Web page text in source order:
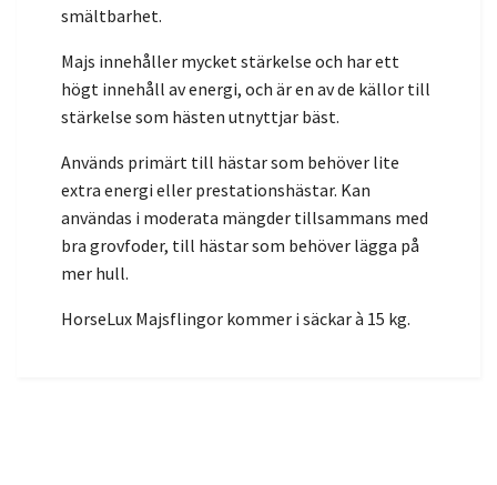
smältbarhet.
Majs innehåller mycket stärkelse och har ett
högt innehåll av energi, och är en av de källor till
stärkelse som hästen utnyttjar bäst.
Används primärt till hästar som behöver lite
extra energi eller prestationshästar. Kan
användas i moderata mängder tillsammans med
bra grovfoder, till hästar som behöver lägga på
mer hull.
HorseLux Majsflingor kommer i säckar à 15 kg.